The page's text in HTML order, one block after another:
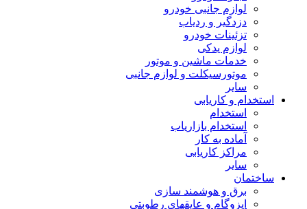
لوازم جانبی خودرو
دزدگیر و ردیاب
تزئینات خودرو
لوازم یدکی
خدمات ماشین و موتور
موتورسیکلت و لوازم جانبی
سایر
استخدام و کاریابی
استخدام
استخدام بازاریاب
آماده به کار
مراکز کاریابی
سایر
ساختمان
برق و هوشمند سازی
ایزوگام و عایقهای رطوبتی